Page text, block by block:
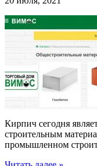
Кирпич сегодня
строительным
промышленном